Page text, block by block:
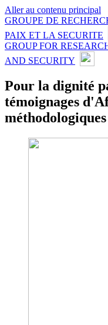
Aller au contenu principal
GROUPE DE
PAIX ET LA SECURITE
GROUP FOR
AND SECURITY
Pour la dignité
témoignages
méthodologiques